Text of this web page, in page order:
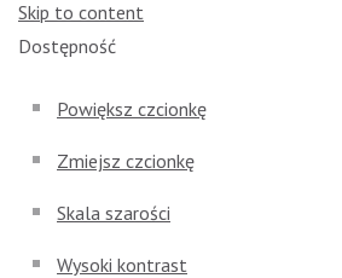
Skip to content
Open toolbar
Dostępność
Powiększ czcionkę
Zmiejsz czcionkę
Skala szarości
Wysoki kontrast